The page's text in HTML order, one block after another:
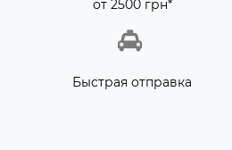
от 2500 грн*
Быстрая отправка